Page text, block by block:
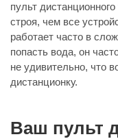
пульт
строя, чем все
работает часто в
попасть вода, он
не удивительно, что
дистанционку.
Ваш пульт